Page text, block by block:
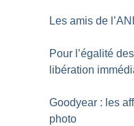
Les amis de
Pour l’égalité
libération
Goodyear : les
photo